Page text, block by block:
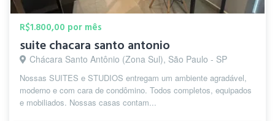
R$1.800,00 por mês
suite chacara santo antonio
Chácara Santo Antônio (Zona Sul), São Paulo - SP
Nossas SUITES e STUDIOS entregam um ambiente agradável,
moderno e com cara de condômino. Todos completos, equipados
e mobiliados. Nossas casas contam...